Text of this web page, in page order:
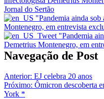
Navegação de Post
Anterior: EJ celebra 20 anos
Próximo: Ômicron descoberta
York *